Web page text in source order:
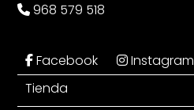
968 579 518
Facebook Instagram
Tienda